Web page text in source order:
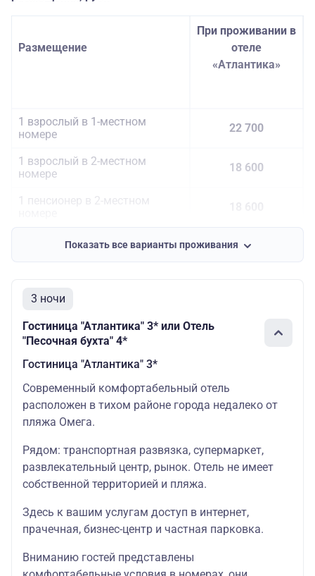
Размещение
При проживании в
отеле
«Атлантика»
1 взрослый в 1-местном
номере
22 700
1 взрослый в 2-местном
номере
18 600
1 пенсионер в 2-местном
1 ребенок 6-14 лет на
17 400
дополнительном месте
Показать все варианты проживания
3 ночи
Гостиница "Атлантика" 3* или Отель
"Песочная бухта" 4*
Гостиница "Атлантика" 3*
Современный комфортабельный отель
расположен в тихом районе города недалеко от
пляжа Омега.
Рядом: транспортная развязка, супермаркет,
развлекательный центр, рынок. Отель не имеет
собственной территорией и пляжа.
Здесь к вашим услугам доступ в интернет,
прачечная, бизнес-центр и частная парковка.
Вниманию гостей представлены